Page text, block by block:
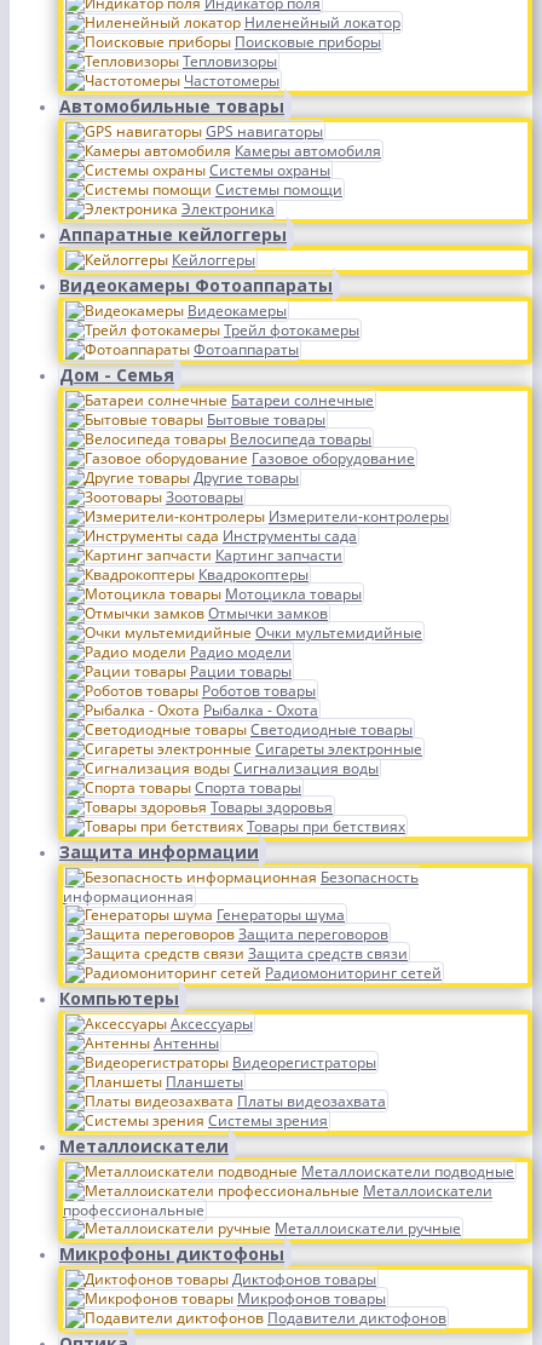
Ниленейный локатор
Поисковые приборы
Тепловизоры
Частотомеры
Автомобильные товары
GPS навигаторы
Камеры автомобиля
Системы охраны
Системы помощи
Электроника
Аппаратные кейлоггеры
Кейлоггеры
Видеокамеры Фотоаппараты
Видеокамеры
Трейл фотокамеры
Фотоаппараты
Дом - Семья
Батареи солнечные
Бытовые товары
Велосипеда товары
Газовое оборудование
Другие товары
Зоотовары
Измерители-контролеры
Инструменты сада
Картинг запчасти
Квадрокоптеры
Мотоцикла товары
Отмычки замков
Очки мультемидийные
Радио модели
Рации товары
Роботов товары
Рыбалка - Охота
Светодиодные товары
Сигареты электронные
Сигнализация воды
Спорта товары
Товары здоровья
Товары при бетствиях
Защита информации
Безопасность
информационная
Генераторы шума
Защита переговоров
Защита средств связи
Радиомониторинг сетей
Компьютеры
Аксессуары
Антенны
Видеорегистраторы
Планшеты
Платы видеозахвата
Системы зрения
Металлоискатели
Металлоискатели подводные
Металлоискатели
профессиональные
Металлоискатели ручные
Микрофоны диктофоны
Диктофонов товары
Микрофонов товары
Подавители диктофонов